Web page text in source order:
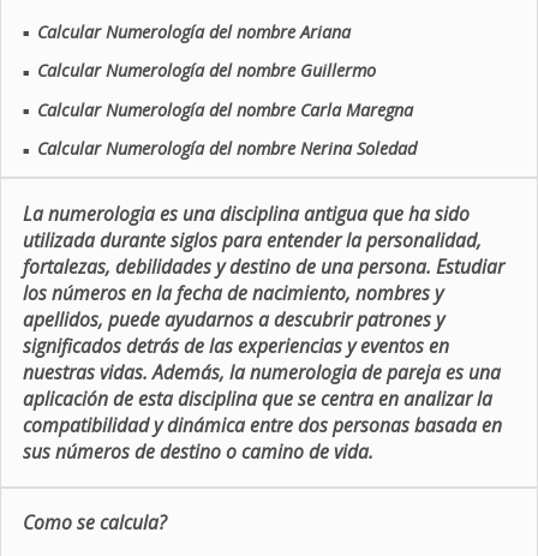
■ Calcular Numerología del nombre Ariana
■ Calcular Numerología del nombre Guillermo
■ Calcular Numerología del nombre Carla Maregna
■ Calcular Numerología del nombre Nerina Soledad
La numerologia es una disciplina antigua que ha sido
utilizada durante siglos para entender la personalidad,
fortalezas, debilidades y destino de una persona. Estudiar
los números en la fecha de nacimiento, nombres y
apellidos, puede ayudarnos a descubrir patrones y
significados detrás de las experiencias y eventos en
nuestras vidas. Además, la numerologia de pareja es una
aplicación de esta disciplina que se centra en analizar la
compatibilidad y dinámica entre dos personas basada en
sus números de destino o camino de vida.
Como se calcula?